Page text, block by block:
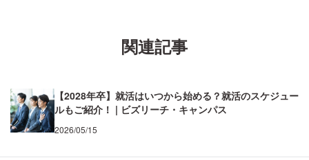
関連記事
【2028年卒】就活はいつから始める？就活のスケジュー
ルもご紹介！ | ビズリーチ・キャンパス
2026/05/15